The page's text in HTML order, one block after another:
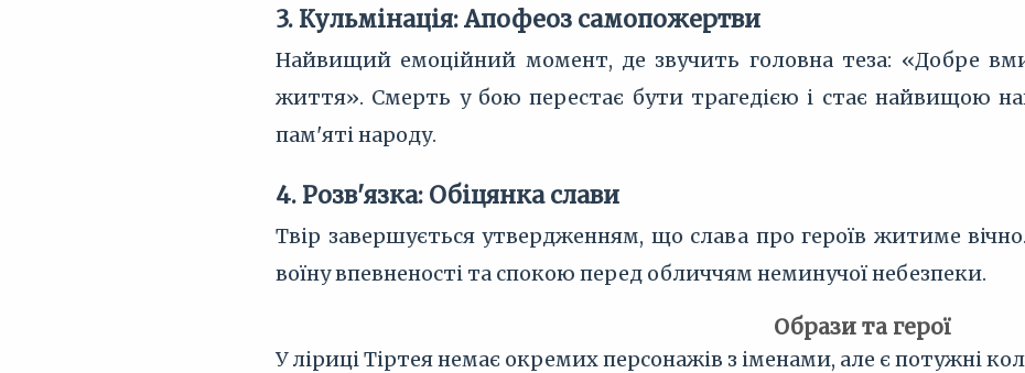
3. Кульмінація: Апофеоз самопожертви
Найвищий емоційний момент, де звучить головна теза: «Добре
життя». Смерть у бою перестає бути трагедією і стає найвищою
пам'яті народу.
4. Розв'язка: Обіцянка слави
Твір завершується утвердженням, що слава про героїв житиме
воїну впевненості та спокою перед обличчям неминучої небезпеки.
Образи та герої
У ліриці Тіртея немає окремих персонажів з іменами, але є потужні